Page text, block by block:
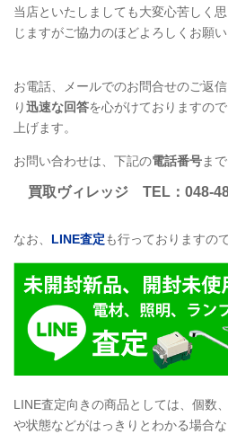
当店といたしましても大変心苦しく
じますがご協力のほどよろしくお願い
お電話、メールでのお問合せのご返
り迅速な回答を心がけておりますの
上げます。
お問い合わせは、下記の電話番号ま
買取ヴィレッジ TEL ：048-
なお、 LINE査定も行っておりますの
LINE査定向きの商品としては、個数
や状態などがはっきりとわかる場合な